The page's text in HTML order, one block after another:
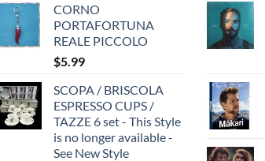
CORNO
PORTAFORTUNA
REALE PICCOLO
$5.99
SCOPA / BRISCOLA
ESPRESSO CUPS /
TAZZE 6 set - This Style
is no longer available -
See New Style